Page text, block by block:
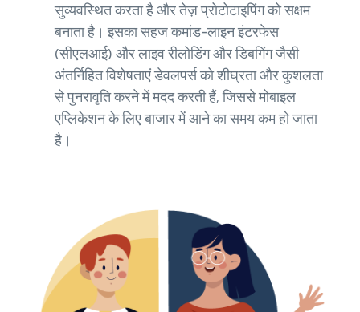
सुव्यवस्थित करता है और तेज़ प्रोटोटाइपिंग को सक्षम
बनाता है। इसका सहज कमांड-लाइन इंटरफेस
(सीएलआई) और लाइव रीलोडिंग और डिबगिंग जैसी
अंतर्निहित विशेषताएं डेवलपर्स को शीघ्रता और कुशलता
से पुनरावृति करने में मदद करती हैं, जिससे मोबाइल
एप्लिकेशन के लिए बाजार में आने का समय कम हो जाता
है।